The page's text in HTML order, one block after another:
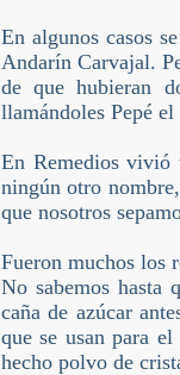
En algunos casos
Andarín Carvajal.
de que hubieran
llamándoles Pepé
En Remedios vivió
ningún otro
que nosotros
Fueron muchos los
No sabemos hasta
caña de azúcar
que se usan para
hecho polvo de